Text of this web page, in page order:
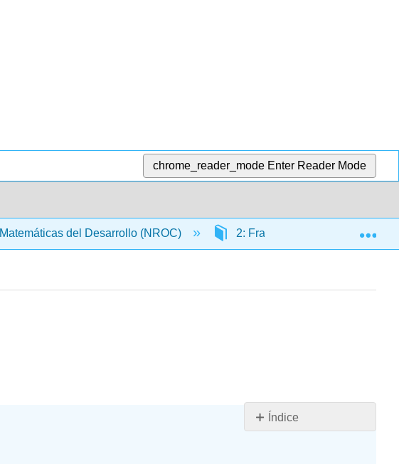
chrome_reader_mode Enter Reader Mode
Matemáticas del Desarrollo (NROC) 2: Fracciones y números mixtos
Índice